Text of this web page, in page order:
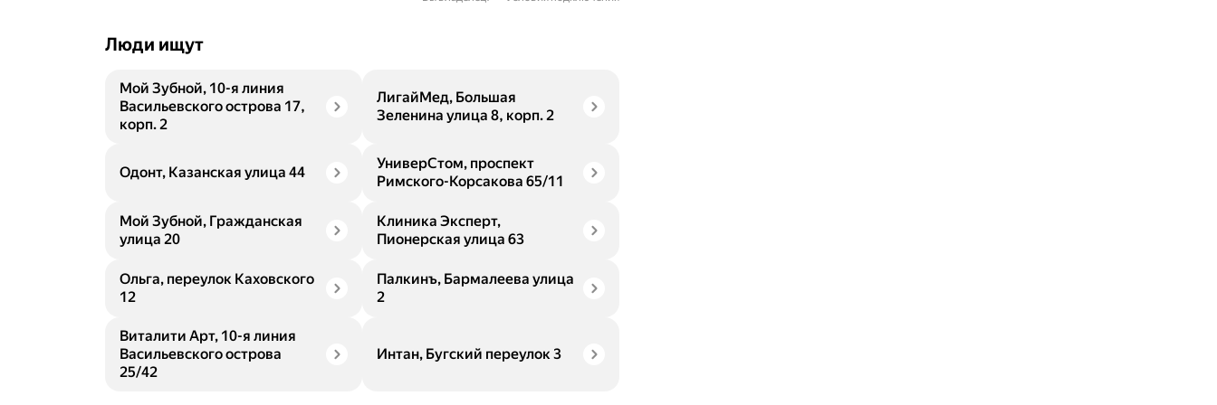
Люди ищут
Мой Зубной, 10-я линия
Васильевского острова 17,
корп. 2
ЛигайМед, Большая
Зеленина улица 8, корп. 2
Одонт, Казанская улица 44
УниверСтом, проспект
Римского-Корсакова 65/11
Мой Зубной, Гражданская
улица 20
Клиника Эксперт,
Пионерская улица 63
Ольга, переулок Каховского
12
Палкинъ, Бармалеева улица
2
Виталити Арт, 10-я линия
Васильевского острова
25/42
Интан, Бугский переулок 3